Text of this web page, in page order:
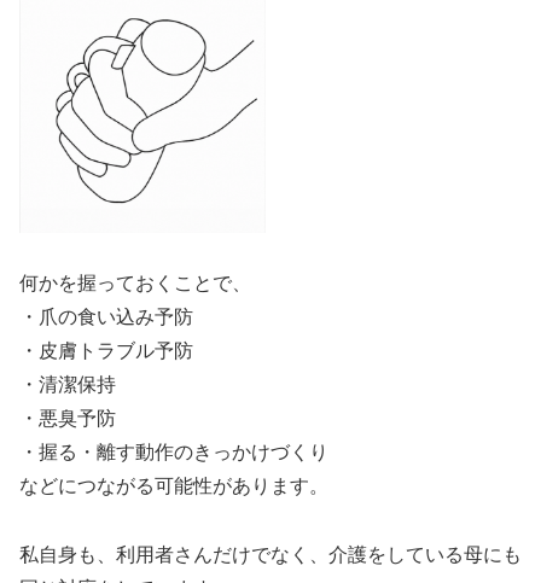
何かを握っておくことで、
・爪の食い込み予防
・皮膚トラブル予防
・清潔保持
・悪臭予防
・握る・離す動作のきっかけづくり
などにつながる可能性があります。
私自身も、利用者さんだけでなく、介護をしている母にも